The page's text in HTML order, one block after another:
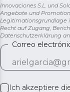
Innovaciones S.L. und
Angebote und
Legitimationsgrundlage
Recht auf Zugang,
Datenschutzerklärung
Correo
Ich akzeptiere